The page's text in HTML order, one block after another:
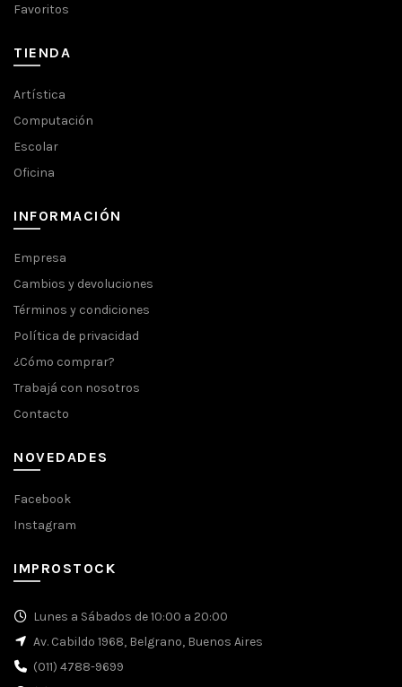
Favoritos
TIENDA
Artística
Computación
Escolar
Oficina
INFORMACIÓN
Empresa
Cambios y devoluciones
Términos y condiciones
Política de privacidad
¿Cómo comprar?
Trabajá con nosotros
Contacto
NOVEDADES
Facebook
Instagram
IMPROSTOCK
Lunes a Sábados de 10:00 a 20:00
Av. Cabildo 1968, Belgrano, Buenos Aires
(011) 4788-9699